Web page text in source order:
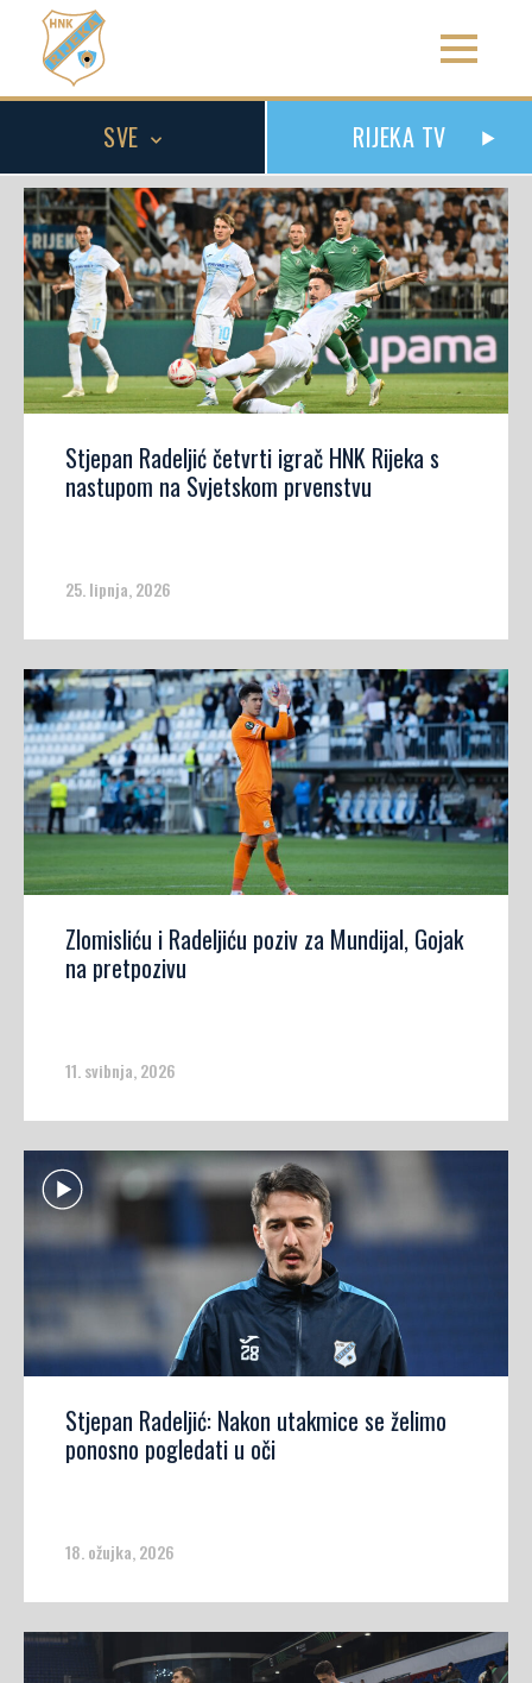
SVE RIJEKA TV
Stjepan Radeljić četvrti igrač HNK Rijeka s
nastupom na Svjetskom prvenstvu
25. lipnja, 2026
Zlomisliću i Radeljiću poziv za Mundijal, Gojak
na pretpozivu
11. svibnja, 2026
Stjepan Radeljić: Nakon utakmice se želimo
ponosno pogledati u oči
18. ožujka, 2026